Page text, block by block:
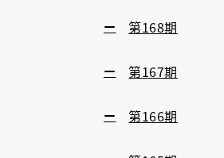
第168期
第167期
第166期